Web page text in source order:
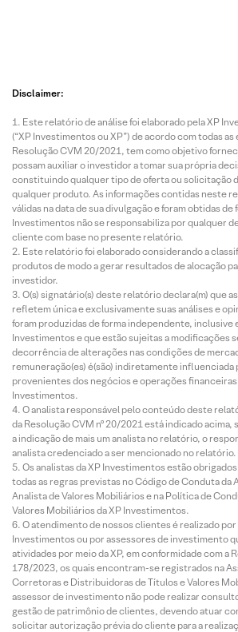
Disclaimer:
Este relatório de análise foi elaborado pela XP
(“XP Investimentos ou XP”) de acordo com todas
Resolução CVM 20/2021, tem como objetivo
possam auxiliar o investidor a tomar sua própria
constituindo qualquer tipo de oferta ou solicitação
qualquer produto. As informações contidas neste
válidas na data de sua divulgação e foram obtidas
Investimentos não se responsabiliza por qualquer
cliente com base no presente relatório.
Este relatório foi elaborado considerando a
produtos de modo a gerar resultados de alocação
investidor.
O(s) signatário(s) deste relatório declara(m) que
refletem única e exclusivamente suas análises e
foram produzidas de forma independente, inclusive
Investimentos e que estão sujeitas a modificações
decorrência de alterações nas condições de
remuneração(es) é(são) indiretamente
provenientes dos negócios e operações financeiras
Investimentos.
O analista responsável pelo conteúdo deste
da Resolução CVM nº 20/2021 está indicado
a indicação de mais um analista no relatório, o
analista credenciado a ser mencionado no relatório.
Os analistas da XP Investimentos estão
todas as regras previstas no Código de Conduta da
Analista de Valores Mobiliários e na Política de
Valores Mobiliários da XP Investimentos.
O atendimento de nossos clientes é realizado por
Investimentos ou por assessores de investimento
atividades por meio da XP, em conformidade com a
178/2023, os quais encontram-se registrados na
Corretoras e Distribuidoras de Títulos e Valores
assessor de investimento não pode realizar
gestão de patrimônio de clientes, devendo atuar
solicitar autorização prévia do cliente para a